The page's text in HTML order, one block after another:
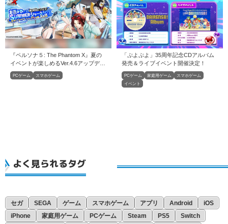
PCゲーム スマホゲーム
『ペルソナ５: The Phantom X』夏の
イベントが楽しめるVer.4.6アップデー
トを実施
PCゲーム 家庭用ゲーム
スマホゲーム
イベント
「ぷよぷよ」35周年記念CDアルバム
発売＆ライブイベント開催決定！
よく見られるタグ
セガ SEGA ゲーム スマホゲーム アプリ Android
iOS
iPhone
家庭用ゲーム PCゲーム Steam PS5
Switch